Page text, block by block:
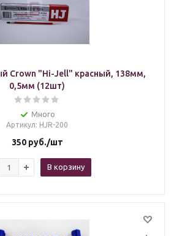
Crown "Hi-Jell" красный, 138мм,
0,5мм (12шт)
Много
Артикул: HJR-200
350руб./шт
В корзину